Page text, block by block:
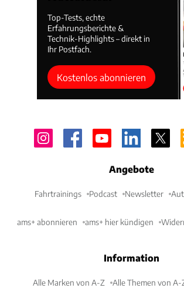
Top-Tests, echte
Erfahrungsberichte &
Technik-Highlights – direkt in
Ihr Postfach.
Kostenlos abonnieren
Angebote
Fahrtrainings Podcast Newsletter
ams+ abonnieren ams+ hier kündigen
Information
Alle Marken von A-Z Alle Themen von A-